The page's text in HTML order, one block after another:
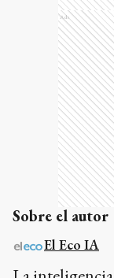
Ads
Sobre el autor
El Eco IA